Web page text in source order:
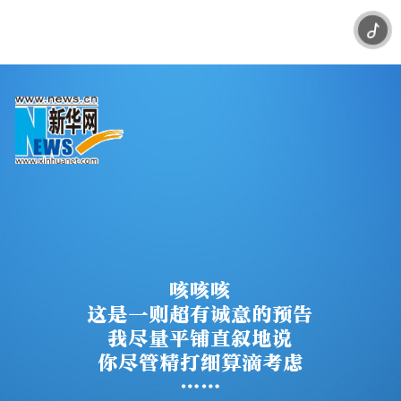
咳咳咳
这是一则超有诚意的预告
我尽量平铺直叙地说
你尽管精打细算滴考虑
……